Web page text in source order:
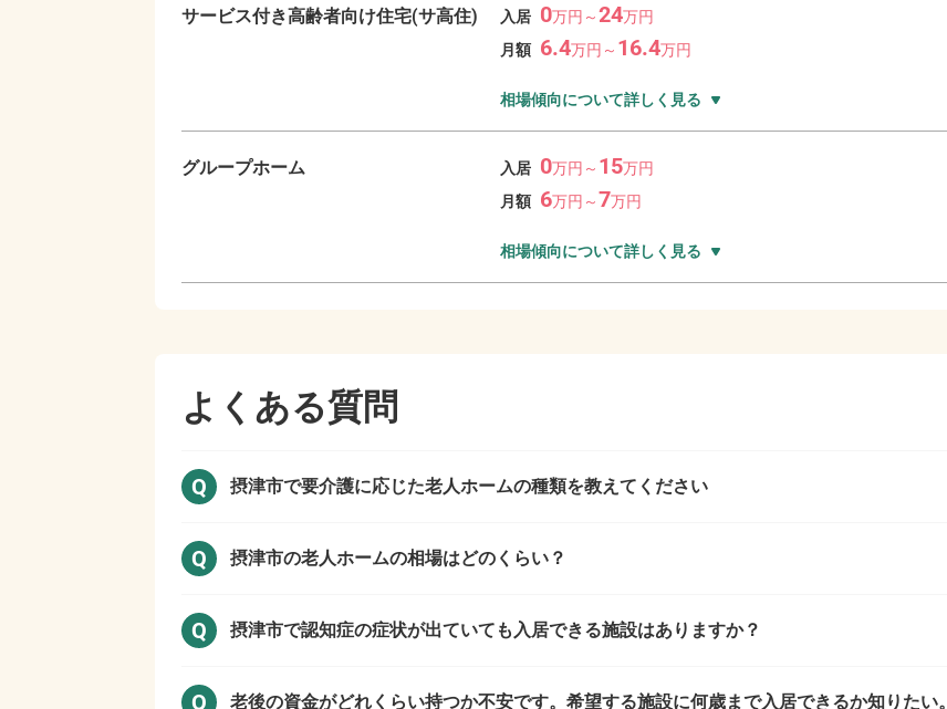
サービス付き高齢者向け住宅(サ高住) 入居 0万円～24万円
月額 6.4万円～ 16.4万円
相場傾向について詳しく見る
グループホーム 入居 0万円～ 15万円
月額 6万円～7万円
相場傾向について詳しく見る
よくある質問
Q 摂津市で要介護に応じた老人ホームの種類を教えてください
Q 摂津市の老人ホームの相場はどのくらい？
Q 摂津市で認知症の症状が出ていても入居できる施設はありますか？
Q 老後の資金がどれくらい持つか不安です。希望する施設に何歳まで入居できるか知りたい。